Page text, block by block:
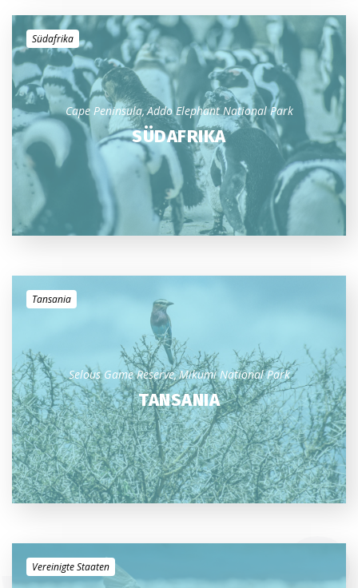
Südafrika
Cape Peninsula Addo Elephant National Park
SÜDAFRIKA
Tansania
Selous Game Reserve Mikumi National Park
TANSANIA
Vereinigte Staaten